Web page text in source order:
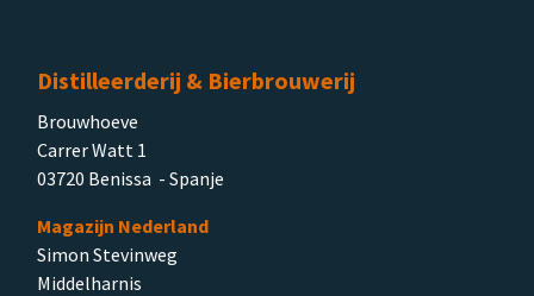
Distilleerderij & Bierbrouwerij
Brouwhoeve
Carrer Watt 1
03720 Benissa - Spanje
Magazijn Nederland
Simon Stevinweg
Middelharnis